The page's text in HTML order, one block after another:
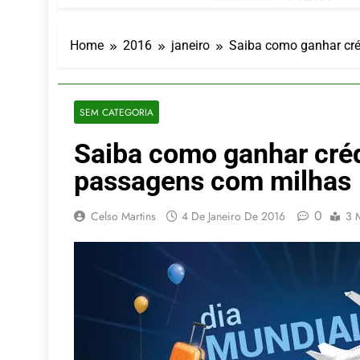
LATAM
Azul
Turismo na
4 De Agosto
Por Dentro
4 De Agosto De
Home 2016 janeiro Saiba como ganhar
SEM CATEGORIA
Saiba como ganhar
passagens com milhas
Celso Martins 4 De Janeiro De 2016 0 3